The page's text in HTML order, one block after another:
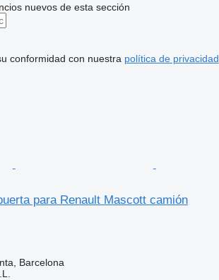
nuevos de esta sección
conformidad con nuestra política de privacidad
para Renault Mascott camión
Barcelona